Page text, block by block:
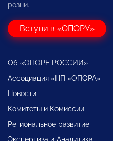
розни.
Вступи в «ОПОРУ»
Об «ОПОРЕ РОССИИ»
Ассоциация «НП «ОПОРА»
Новости
Комитеты и Комиссии
Региональное развитие